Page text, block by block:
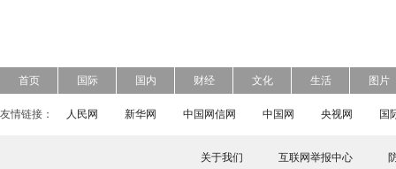
首页 国际 国内 财经 文化 生活 图片
友情链接： 人民网 新华网 中国网信网 中国网 央视网 国
关于我们 互联网举报中心